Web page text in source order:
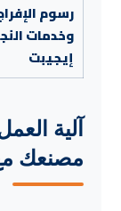
رسوم
وخدمات
إيجيبت
مصنعك